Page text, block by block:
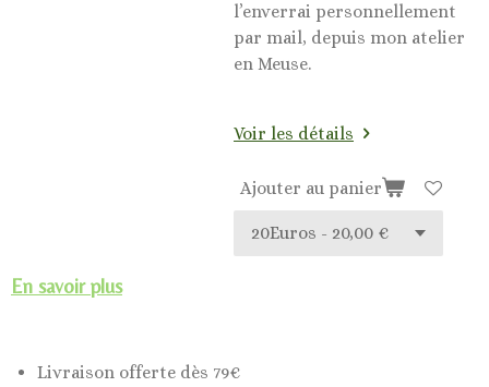
l’enverrai personnellement
par mail, depuis mon atelier
en Meuse.
Voir les détails
Ajouter au panier
En savoir plus
Livraison offerte dès 79€